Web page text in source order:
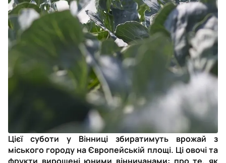
Цієї суботи у Вінниці збиратимуть врожай з
міського городу на Європейській площі. Ці овочі та